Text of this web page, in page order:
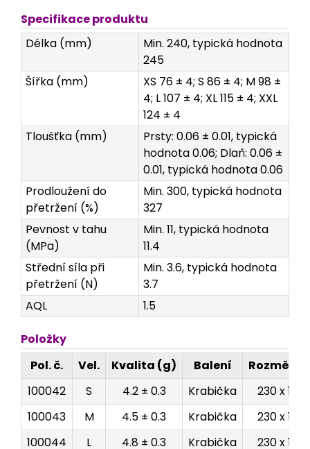
Specifikace produktu
Délka (mm)
Min. 240, typická hodnota
245
Šířka (mm)
XS 76 ± 4; S 86 ± 4; M 98 ±
4; L 107 ± 4; XL 115 ± 4; XXL
124 ± 4
Tloušťka (mm)
Prsty: 0.06 ± 0.01, typická
hodnota 0.06; Dlaň: 0.06 ±
0.01, typická hodnota 0.06
Prodloužení do
přetržení (%)
Min. 300, typická hodnota
327
Pevnost v tahu
(MPa)
Min. 11, typická hodnota
11.4
Střední síla při
přetržení (N)
Min. 3.6, typická hodnota
3.7
AQL
1.5
Položky
Pol. č.
Vel. Kvalita (g) Balení
Rozměry
100042
S 4.2 ± 0.3 Krabička
230 x 125
100043
M 4.5 ± 0.3 Krabička
230 x 125
100044
L 4.8 ± 0.3 Krabička
230 x 125